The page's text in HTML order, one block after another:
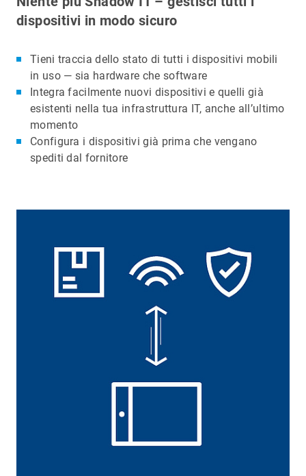
dispositivi in modo sicuro
Tieni traccia dello stato di tutti i dispositivi mobili
in uso — sia hardware che software
Integra facilmente nuovi dispositivi e quelli già
esistenti nella tua infrastruttura IT, anche all’ultimo
momento
Configura i dispositivi già prima che vengano
spediti dal fornitore